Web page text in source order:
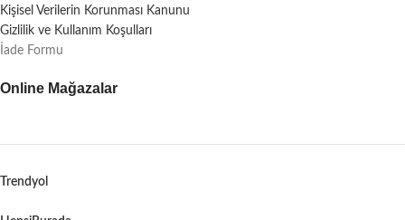
Kişisel Verilerin Korunması Kanunu
Gizlilik ve Kullanım Koşulları
İade Formu
Online Mağazalar
Trendyol